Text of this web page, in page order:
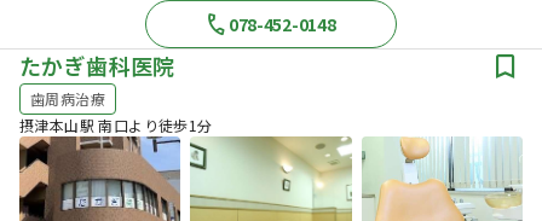
078-452-0148
たかぎ歯科医院
歯周病治療
摂津本山駅 南口より徒歩1分